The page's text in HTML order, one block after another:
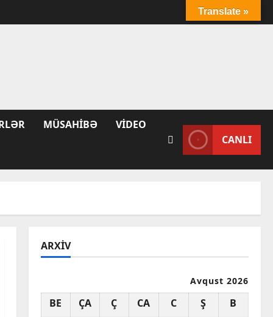
MÜSAHIBƏ VIDEO
CANLI
ARXIV
Avqust 2026
BE ÇA Ç CA C Ş
B
Translate »